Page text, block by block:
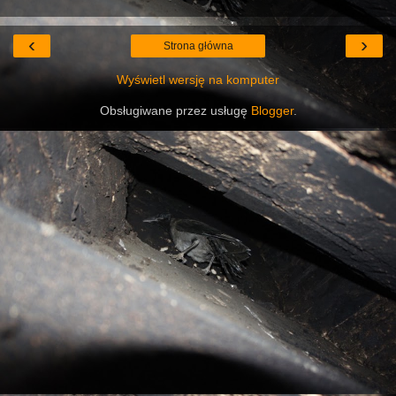
‹ ›
Strona główna
Wyświetl wersję na komputer
Obsługiwane przez usługę Blogger.